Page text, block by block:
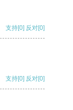
支持[0] 反对[0]
支持[0] 反对[0]